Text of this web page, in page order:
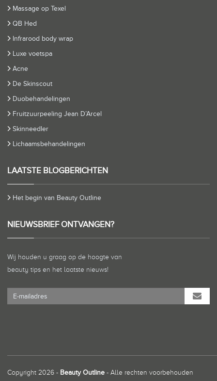
Massage op Texel
QB Hed
Infrarood body wrap
Luxe voetspa
Acne
De Skinscout
Duobehandelingen
Fruitzuurpeeling Jean D’Arcel
Skinneedler
Lichaamsbehandelingen
LAATSTE BLOGBERICHTEN
Het begin van Beauty Outline
NIEUWSBRIEF ONTVANGEN?
Wij houden u graag op de hoogte van
beauty tips en het laatste nieuws!
Copyright 2026 - Beauty Outline - Alle rechten voorbehouden